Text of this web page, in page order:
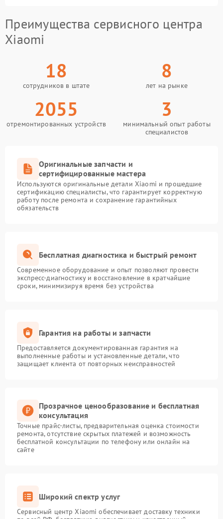
Преимущества сервисного центра
Xiaomi
18
сотрудников в штате
8
лет на рынке
2055
отремонтированных устройств
3
минимальный опыт работы
специалистов
Оригинальные запчасти и
сертифицированные мастера
Используются оригинальные детали Xiaomi и прошедшие
сертификацию специалисты, что гарантирует корректную
работу после ремонта и сохранение гарантийных
обязательств
Бесплатная диагностика и быстрый ремонт
Современное оборудование и опыт позволяют провести
экспресс-диагностику и восстановление в кратчайшие
сроки, минимизируя время без устройства
Гарантия на работы и запчасти
Предоставляется документированная гарантия на
выполненные работы и установленные детали, что
защищает клиента от повторных неисправностей
Прозрачное ценообразование и бесплатная
консультация
Точные прайс-листы, предварительная оценка стоимости
ремонта, отсутствие скрытых платежей и возможность
бесплатной консультации по телефону или онлайн на
сайте
Широкий спектр услуг
Сервисный центр Xiaomi обеспечивает доставку техники